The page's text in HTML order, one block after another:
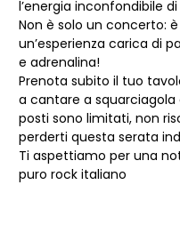
l’energia inconfondibile di
Non è solo un concerto: è
un’esperienza carica di
e adrenalina!
Prenota subito il tuo
a cantare a squarciagola
posti sono limitati, non
perderti questa serata
Ti aspettiamo per una
puro rock italiano